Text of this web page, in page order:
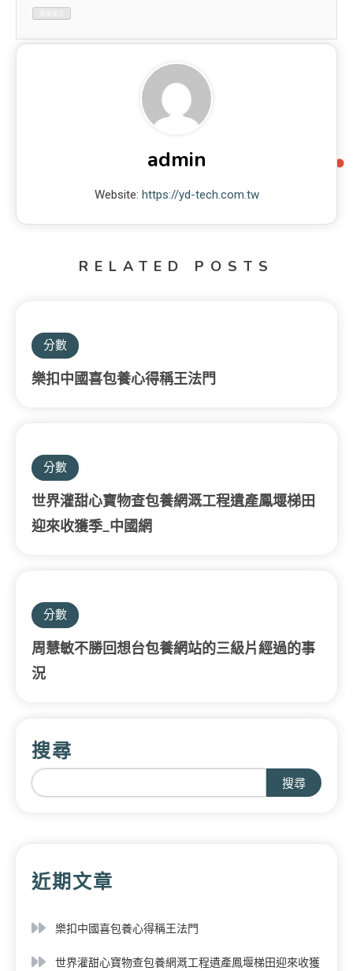
admin
Website: https://yd-tech.com.tw
RELATED POSTS
分數
樂扣中國喜包養心得稱王法門
分數
世界灌甜心寶物查包養網溉工程遺產鳳堰梯田
迎來收獲季_中國網
分數
周慧敏不勝回想台包養網站的三級片經過的事
況
搜尋
搜尋
近期文章
樂扣中國喜包養心得稱王法門
世界灌甜心寶物查包養網溉工程遺產鳳堰梯田迎來收獲